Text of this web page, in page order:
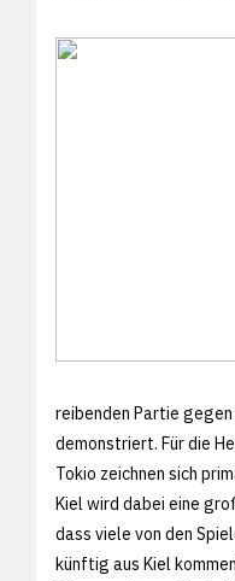
reibenden Partie
demonstriert. Für die
Tokio zeichnen sich
Kiel wird dabei eine
dass viele von den
künftig aus Kiel